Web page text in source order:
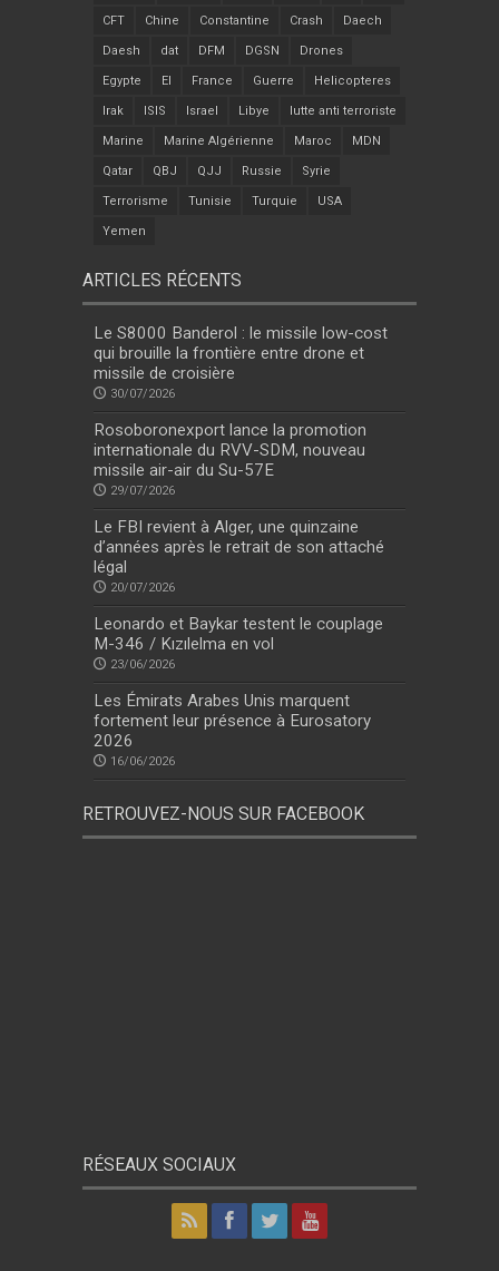
CFT Chine Constantine Crash Daech
Daesh dat DFM DGSN Drones
Egypte EI France Guerre Helicopteres
Irak ISIS Israel Libye lutte anti terroriste
Marine Marine Algérienne Maroc MDN
Qatar QBJ QJJ Russie Syrie
Terrorisme Tunisie Turquie USA
Yemen
ARTICLES RÉCENTS
Le S8000 Banderol : le missile low-cost
qui brouille la frontière entre drone et
missile de croisière
30/07/2026
Rosoboronexport lance la promotion
internationale du RVV-SDM, nouveau
missile air-air du Su-57E
29/07/2026
Le FBI revient à Alger, une quinzaine
d’années après le retrait de son attaché
légal
20/07/2026
Leonardo et Baykar testent le couplage
M-346 / Kızılelma en vol
23/06/2026
Les Émirats Arabes Unis marquent
fortement leur présence à Eurosatory
2026
16/06/2026
RETROUVEZ-NOUS SUR FACEBOOK
RÉSEAUX SOCIAUX